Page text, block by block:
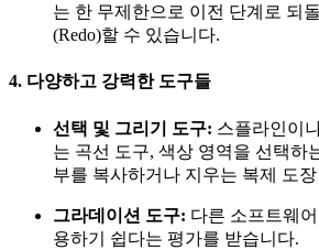
는 한 무제한으로 이전 단계로 되
(Redo)할 수 있습니다.
4. 다양하고 강력한 도구들
선택 및 그리기 도구: 스플라인이
는 곡선 도구, 색상 영역을 선택하
부를 복사하거나 지우는 복제 도
그라데이션 도구: 다른 소프트웨
용하기 쉽다는 평가를 받습니다.